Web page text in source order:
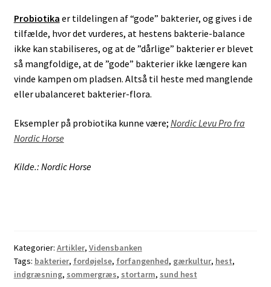
Probiotika er tildelingen af “gode” bakterier, og gives i de
tilfælde, hvor det vurderes, at hestens bakterie-balance
ikke kan stabiliseres, og at de ”dårlige” bakterier er blevet
så mangfoldige, at de ”gode” bakterier ikke længere kan
vinde kampen om pladsen. Altså til heste med manglende
eller ubalanceret bakterier-flora.
Eksempler på probiotika kunne være; Nordic Levu Pro fra
Nordic Horse
Kilde.: Nordic Horse
Kategorier: Artikler, Vidensbanken
Tags: bakterier, fordøjelse, forfangenhed, gærkultur, hest,
indgræsning, sommergræs, stortarm, sund hest